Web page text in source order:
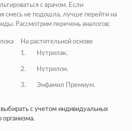
с врачом. Если
смесь не подошла, лучше перейти на
Рассмотрим перечень аналогов:
На растительной основе
1. Нутрилак.
2. Нутрилон.
3. Энфамил Премиум.
с учетом индивидуальных
организма.